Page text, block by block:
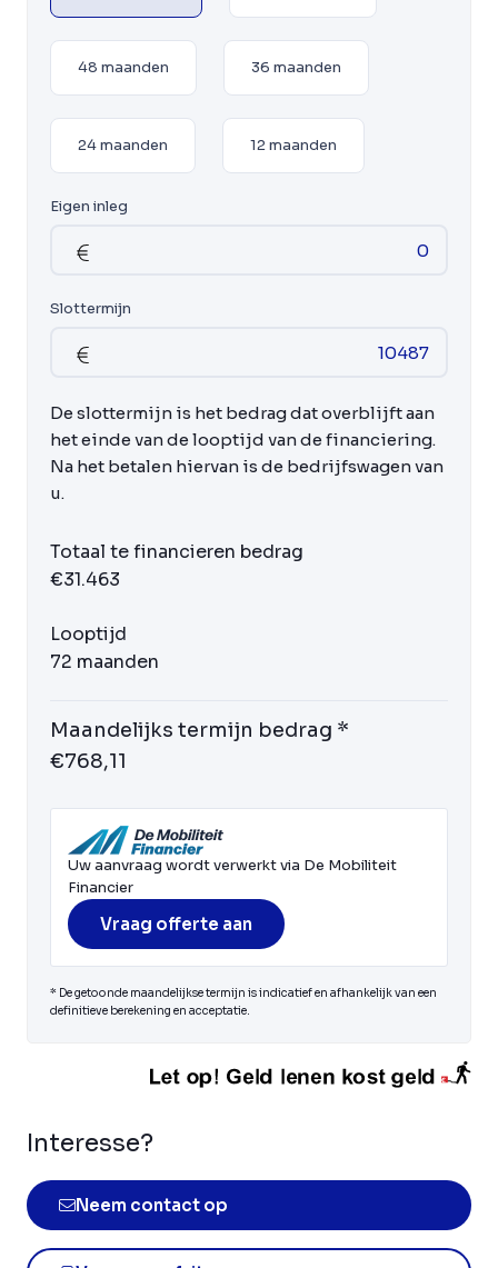
48 maanden 36 maanden
24 maanden 12 maanden
Eigen inleg
Slottermijn
De slottermijn is het bedrag dat overblijft aan
het einde van de looptijd van de financiering.
Na het betalen hiervan is de bedrijfswagen van
u.
Totaal te financieren bedrag
€31.463
Looptijd
72 maanden
Maandelijks termijn bedrag *
€768,11
Uw aanvraag wordt verwerkt via De Mobiliteit
Financier
Vraag offerte aan
* De getoonde maandelijkse termijn is indicatief en afhankelijk van een
definitieve berekening en acceptatie.
Interesse?
Neem contact op